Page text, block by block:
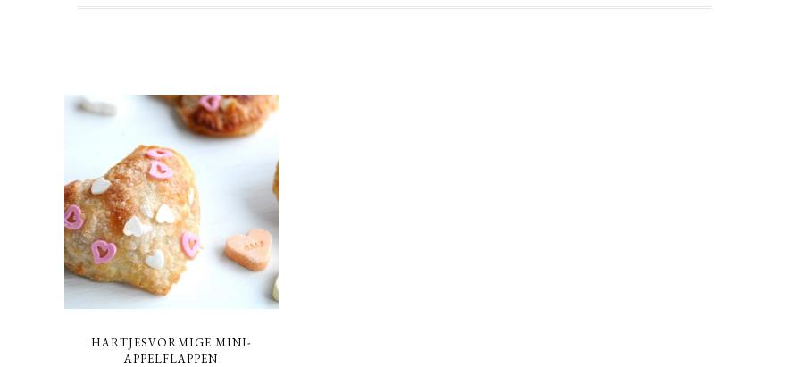
HARTJESVORMIGE MINI-
APPELFLAPPEN